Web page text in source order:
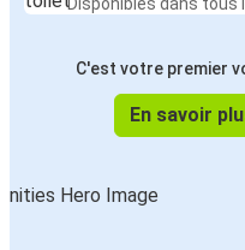
C'est votre premier
En savoir